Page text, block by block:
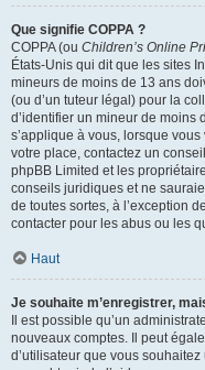
Que signifie COPPA ?
COPPA (ou Children’s Online
États-Unis qui dit que les sites
mineurs de moins de 13 ans
(ou d’un tuteur légal) pour la
d’identifier un mineur de moins
s’applique à vous, lorsque
votre place, contactez un
phpBB Limited et les
conseils juridiques et ne
de toutes sortes, à l’exception
contacter pour les abus ou les
Haut
Je souhaite m’enregistrer,
Il est possible qu’un
nouveaux comptes. Il peut
d’utilisateur que vous